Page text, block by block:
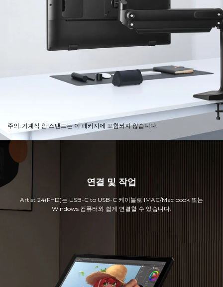
주의: 기계식 암 스탠드는 이 패키지에 포함되지 않습니다.
연결 및 작업
Artist 24(FHD)는 USB-C to USB-C 케이블로 IMAC/Mac book 또는
Windows 컴퓨터와 쉽게 연결할 수 있습니다.